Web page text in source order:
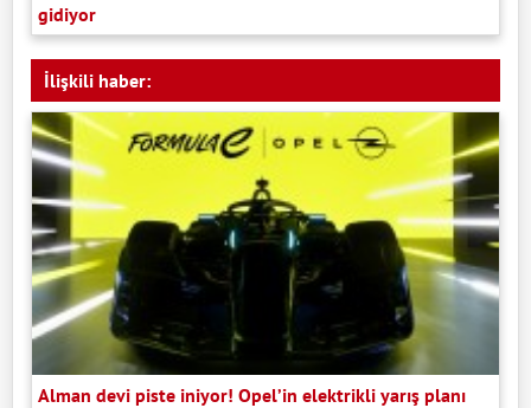
gidiyor
İlişkili haber:
Alman devi piste iniyor! Opel’in elektrikli yarış planı